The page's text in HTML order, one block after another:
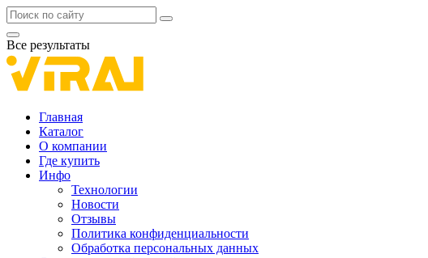
Все результаты
Главная
Каталог
О компании
Где купить
Инфо
Технологии
Новости
Отзывы
Политика конфиденциальности
Обработка персональных данных